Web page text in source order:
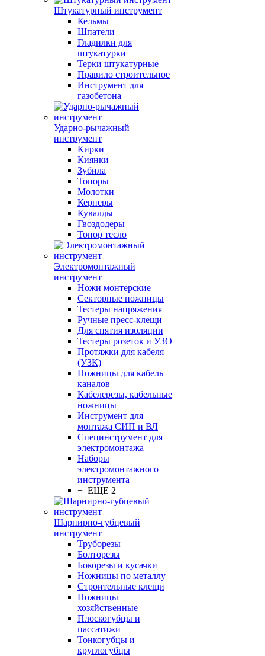
Штукатурный инструмент
Кельмы
Шпатели
Гладилки для
штукатурки
Терки штукатурные
Правило строительное
Инструмент для
газобетона
Ударно-рычажный
инструмент
Кирки
Киянки
Зубила
Топоры
Молотки
Кернеры
Кувалды
Гвоздодеры
Топор тесло
Электромонтажный
инструмент
Ножи монтерские
Секторные ножницы
Тестеры напряжения
Ручные пресс-клещи
Для снятия изоляции
Тестеры розеток и УЗО
Протяжки для кабеля
(УЗК)
Ножницы для кабель
каналов
Кабелерезы, кабельные
ножницы
Инструмент для
монтажа СИП и ВЛ
Специнструмент для
электромонтажа
Наборы
электромонтажного
инструмента
+ ЕЩЕ 2
Шарнирно-губцевый
инструмент
Труборезы
Болторезы
Бокорезы и кусачки
Ножницы по металлу
Строительные клещи
Ножницы
хозяйственные
Плоскогубцы и
пассатижи
Тонкогубцы и
круглогубцы